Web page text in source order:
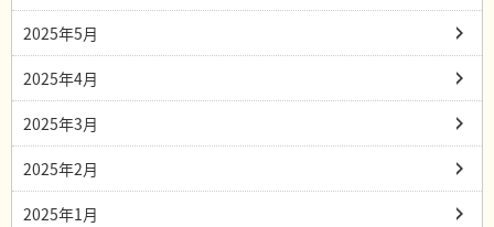
2025年5月
2025年4月
2025年3月
2025年2月
2025年1月